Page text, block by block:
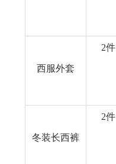
西服外套
2件
冬装长西裤
2件